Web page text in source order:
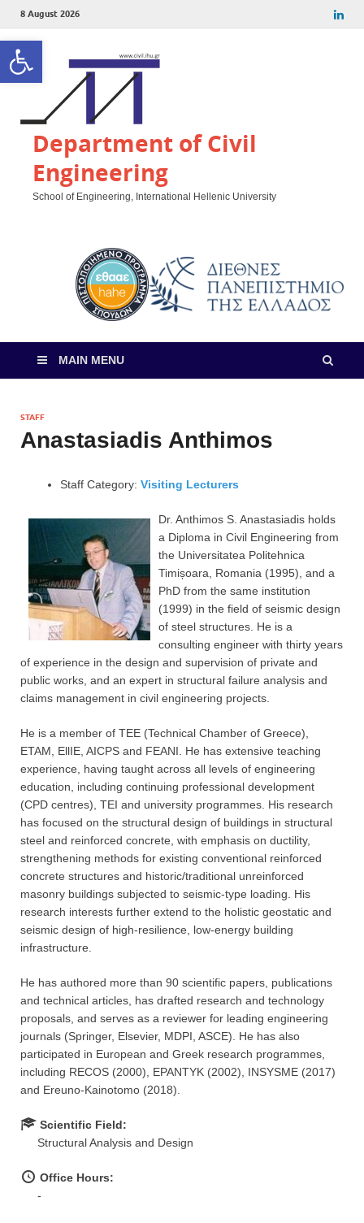
Open toolbar
8 August 2026
Department of Civil
Engineering
School of Engineering, International Hellenic University
MAIN MENU
STAFF
Anastasiadis Anthimos
Staff Category: Visiting Lecturers
Dr. Anthimos S. Anastasiadis holds
a Diploma in Civil Engineering from
the Universitatea Politehnica
Timișoara, Romania (1995), and a
PhD from the same institution
(1999) in the field of seismic design
of steel structures. He is a
consulting engineer with thirty years
of experience in the design and supervision of private and
public works, and an expert in structural failure analysis and
claims management in civil engineering projects.
He is a member of TEE (Technical Chamber of Greece),
ETAM, EllIE, AICPS and FEANI. He has extensive teaching
experience, having taught across all levels of engineering
education, including continuing professional development
(CPD centres), TEI and university programmes. His research
has focused on the structural design of buildings in structural
steel and reinforced concrete, with emphasis on ductility,
strengthening methods for existing conventional reinforced
concrete structures and historic/traditional unreinforced
masonry buildings subjected to seismic-type loading. His
research interests further extend to the holistic geostatic and
seismic design of high-resilience, low-energy building
infrastructure.
He has authored more than 90 scientific papers, publications
and technical articles, has drafted research and technology
proposals, and serves as a reviewer for leading engineering
journals (Springer, Elsevier, MDPI, ASCE). He has also
participated in European and Greek research programmes,
including RECOS (2000), EPANTYK (2002), INSYSME (2017)
and Ereuno-Kainotomo (2018).
Scientific Field:
Structural Analysis and Design
Office Hours:
-